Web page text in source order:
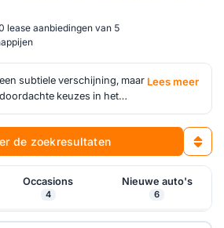
lease aanbiedingen van 5
subtiele verschijning, maar
keuzes in het
Hij combineert veel
efficiënte aandrijflijn en een
door software wordt
concurrenten nog
maakt hem aantrekkelijk
net zo zwaar laten
prestaties.
via HelloLease maakt
Lees meer
de zoekresultaten
Occasions
4
Nieuwe auto's
6